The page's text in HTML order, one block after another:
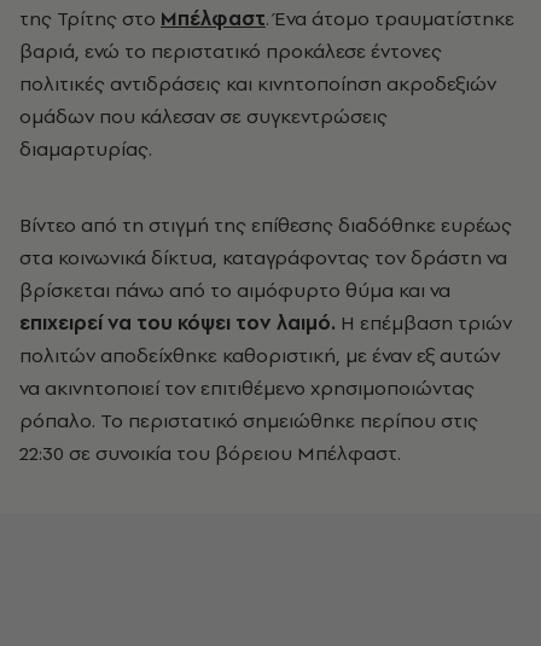
της Τρίτης στο Μπέλφαστ. Ένα άτομο τραυματίστηκε
βαριά, ενώ το περιστατικό προκάλεσε έντονες
πολιτικές αντιδράσεις και κινητοποίηση ακροδεξιών
ομάδων που κάλεσαν σε συγκεντρώσεις
διαμαρτυρίας.
Βίντεο από τη στιγμή της επίθεσης διαδόθηκε ευρέως
στα κοινωνικά δίκτυα, καταγράφοντας τον δράστη να
βρίσκεται πάνω από το αιμόφυρτο θύμα και να
επιχειρεί να του κόψει τον λαιμό. Η επέμβαση τριών
πολιτών αποδείχθηκε καθοριστική, με έναν εξ αυτών
να ακινητοποιεί τον επιτιθέμενο χρησιμοποιώντας
ρόπαλο. Το περιστατικό σημειώθηκε περίπου στις
22:30 σε συνοικία του βόρειου Μπέλφαστ.